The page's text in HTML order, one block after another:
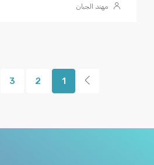
مهند الجبان
1
2
3